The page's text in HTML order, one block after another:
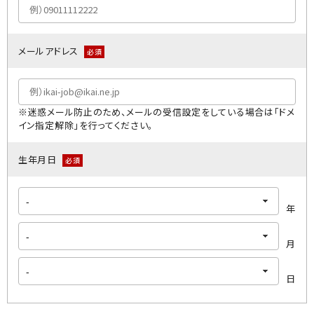
メールアドレス 必須
※迷惑メール防止のため、メールの受信設定をしている場合は「ドメ
イン指定解除」を行ってください｡
生年月日 必須
年
月
日